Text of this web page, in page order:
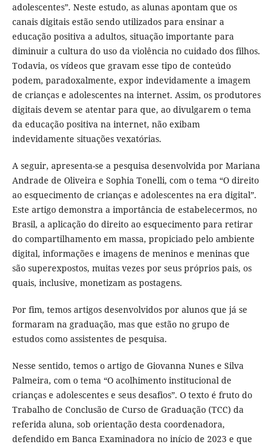
adolescentes”. Neste estudo, as alunas apontam que os
canais digitais estão sendo utilizados para ensinar a
educação positiva a adultos, situação importante para
diminuir a cultura do uso da violência no cuidado dos filhos.
Todavia, os vídeos que gravam esse tipo de conteúdo
podem, paradoxalmente, expor indevidamente a imagem
de crianças e adolescentes na internet. Assim, os produtores
digitais devem se atentar para que, ao divulgarem o tema
da educação positiva na internet, não exibam
indevidamente situações vexatórias.
A seguir, apresenta-se a pesquisa desenvolvida por Mariana
Andrade de Oliveira e Sophia Tonelli, com o tema “O direito
ao esquecimento de crianças e adolescentes na era digital”.
Este artigo demonstra a importância de estabelecermos, no
Brasil, a aplicação do direito ao esquecimento para retirar
do compartilhamento em massa, propiciado pelo ambiente
digital, informações e imagens de meninos e meninas que
são superexpostos, muitas vezes por seus próprios pais, os
quais, inclusive, monetizam as postagens.
Por fim, temos artigos desenvolvidos por alunos que já se
formaram na graduação, mas que estão no grupo de
estudos como assistentes de pesquisa.
Nesse sentido, temos o artigo de Giovanna Nunes e Silva
Palmeira, com o tema “O acolhimento institucional de
crianças e adolescentes e seus desafios”. O texto é fruto do
Trabalho de Conclusão de Curso de Graduação (TCC) da
referida aluna, sob orientação desta coordenadora,
defendido em Banca Examinadora no início de 2023 e que